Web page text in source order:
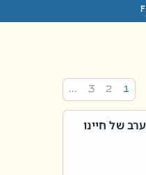
1
2
3
…
של חיינו